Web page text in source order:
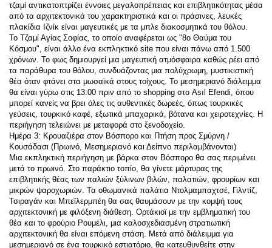
τζαμί αντικατοπτρίζει έννοιες μεγαλοπρέπειας και επιβλητικότητας μέσα
από τα αρχιτεκτονικά του χαρακτηριστικά και οι πράσινες, λευκές
πλακίδια Ιζνίκ είναι μαγευτικές με τα μπλε διακοσμητικά του θόλου.
Το Τζαμί Αγίας Σοφίας, το οποίο αναφέρεται ως "8ο Θαύμα του
Κόσμου", είναι άλλο ένα εκπληκτικό site που είναι πάνω από 1.500
χρόνων. Το φως δημιουργεί μια μαγευτική ατμόσφαιρα καθώς ρέει από
τα παράθυρα του θόλου, συνδυάζοντας μια πολύχρωμη, μυστικιστική
θέα όταν φτάνει στα μωσαϊκά στους τοίχους. Το μεσημεριανό διάλειμμα
θα είναι γύρω στις 13:00 πριν από το shopping στο Asıl Efendi, όπου
μπορεί κανείς να βρει όλες τις αυθεντικές δωρεές, όπως τουρκικές
γεύσεις, τουρκικό καφέ, εξωτικά μπαχαρικά, βότανα και χειροτεχνίες. Η
περιήγηση τελειώνει με μεταφορά στο ξενοδοχείο.
Ημέρα 3: Κρουαζιέρα στον Βόσπορο και Πτήση προς Σμύρνη /
Κουσάδασι (Πρωινό, Μεσημεριανό και Δείπνο περιλαμβάνονται)
Μια εκπληκτική περιήγηση με βάρκα στον Βόσπορο θα σας περιμένει
μετά το πρωινό. Στο παράκτιο τοπίο, θα γίνετε μάρτυρας της
επιβλητικής θέας των παλιών ξύλινων βιλών, παλατιών, φρουρίων και
μικρών ψαροχωριών. Τα οθωμανικά παλάτια Ντολμαμπαχτσέ, Γιλντίζ,
Τσιραγάν και Μπεϊλερμπέη θα σας θαυμάσουν με την κομψή τους
αρχιτεκτονική με φιλόξενη διάθεση. Ορτάκιοϊ με την εμβληματική του
θέα και το φρούριο Ρουμέλι, μια καλοσχεδιασμένη στρατιωτική
αρχιτεκτονική θα είναι επόμενη στάση. Μετά από διάλειμμα για
μεσημεριανό σε ένα τουρκικό εστιατόριο, θα κατευθυνθείτε στην